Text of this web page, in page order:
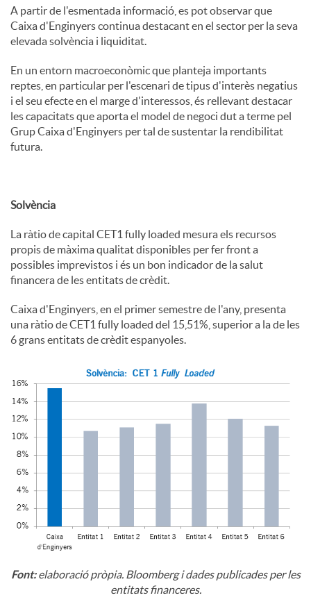
u
t
s
A partir de l'esmentada informació, es pot observar que
Caixa d'Enginyers continua destacant en el sector per la seva
elevada solvència i liquiditat.
En un entorn macroeconòmic que planteja importants
reptes, en particular per l'escenari de tipus d'interès negatius
i el seu efecte en el marge d'interessos, és rellevant destacar
les capacitats que aporta el model de negoci dut a terme pel
Grup Caixa d'Enginyers per tal de sustentar la rendibilitat
futura.
Solvència
La ràtio de capital CET1 fully loaded mesura els recursos
propis de màxima qualitat disponibles per fer front a
possibles imprevistos i és un bon indicador de la salut
financera de les entitats de crèdit.
Caixa d'Enginyers, en el primer semestre de l'any, presenta
una ràtio de CET1 fully loaded del 15,51%, superior a la de les
6 grans entitats de crèdit espanyoles.
Font:elaboració pròpia. Bloomberg i dades publicades per les
entitats financeres.